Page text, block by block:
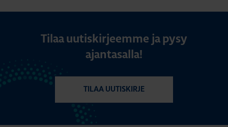
Tilaa uutiskirjeemme ja pysy
ajantasalla!
TILAA UUTISKIRJE